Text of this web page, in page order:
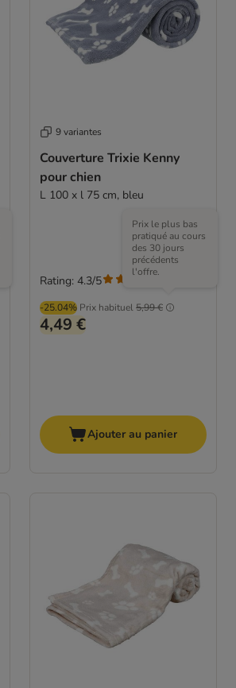
9 variantes
Couverture Trixie Kenny
pour chien
L 100 x l 75 cm, bleu
-25.04% Prix habituel5,99 €
Prix le plus bas
pratiqué au cours
des 30 jours
précédents
l'offre.
4,49 €
Rating: 4.3/5
Ajouter au panier